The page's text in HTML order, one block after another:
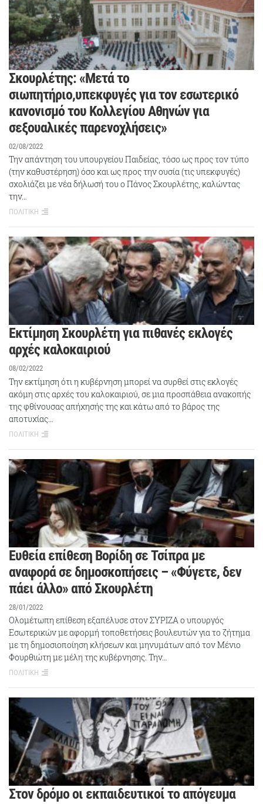
Σκουρλέτης: «Μετά το
σιωπητήριο,υπεκφυγές για τον εσωτερικό
κανονισμό του Κολλεγίου Αθηνών για
σεξουαλικές παρενοχλήσεις»
02/08/2022
Την απάντηση του υπουργείου Παιδείας, τόσο ως προς τον τύπο
(την καθυστέρηση) όσο και ως προς την ουσία (τις υπεκφυγές)
σχολιάζει με νέα δήλωσή του ο Πάνος Σκουρλέτης, καλώντας
την…
ΠΟΛΙΤΙΚΗ
Eκτίμηση Σκουρλέτη για πιθανές εκλογές
αρχές καλοκαιριού
08/02/2022
Την εκτίμηση ότι η κυβέρνηση μπορεί να συρθεί στις εκλογές
ακόμη στις αρχές του καλοκαιριού, σε μια προσπάθεια ανακοπής
της φθίνουσας απήχησής της και κάτω από το βάρος της
αποτυχίας…
ΠΟΛΙΤΙΚΗ
Ευθεία επίθεση Βορίδη σε Τσίπρα με
αναφορά σε δημοσκοπήσεις – «Φύγετε, δεν
πάει άλλο» από Σκουρλέτη
28/01/2022
Ολομέτωπη επίθεση εξαπέλυσε στον ΣΥΡΙΖΑ ο υπουργός
Εσωτερικών με αφορμή τοποθετήσεις βουλευτών για το ζήτημα
με τη δημοσιοποίηση κλήσεων και μηνυμάτων από τον Μένιο
Φουρθιώτη με μέλη της κυβέρνησης. Την…
ΠΟΛΙΤΙΚΗ
Στον δρόμο οι εκπαιδευτικοί το απόγευμα